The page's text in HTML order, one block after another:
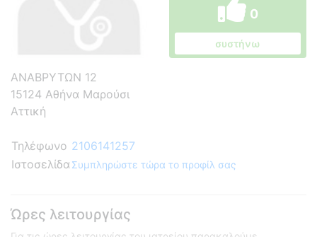
0
συστήνω
ΑΝΑΒΡΥΤΩΝ 12
15124 Αθήνα Μαρούσι
Αττική
Τηλέφωνο 2106141257
Ιστοσελίδα Συμπληρώστε τώρα το προφίλ σας
Ώρες λειτουργίας